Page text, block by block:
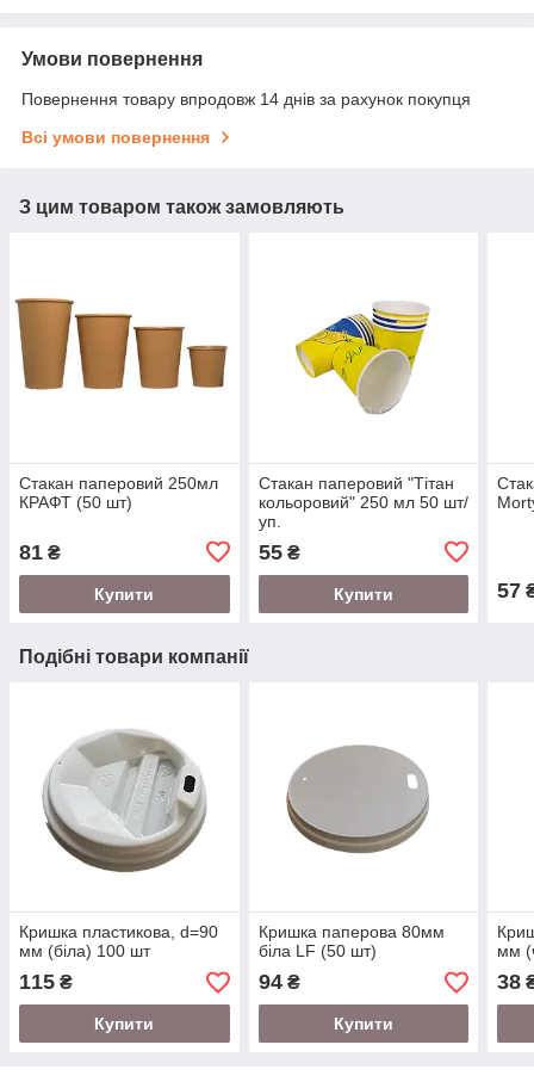
Умови повернення
Повернення товару впродовж 14 днів за рахунок покупця
Всі умови повернення
З цим товаром також замовляють
Стакан паперовий 250мл
КРАФТ (50 шт)
81 ₴
Купити
Стакан паперовий "Тітан
кольоровий" 250 мл 50 шт/
уп.
55₴
Купити 57
Подібні товари компанії
Кришка пластикова, d=90
мм (біла) 100 шт
115 ₴
Купити
Кришка паперова 80мм
біла LF (50 шт)
94₴
Купити
мм
38